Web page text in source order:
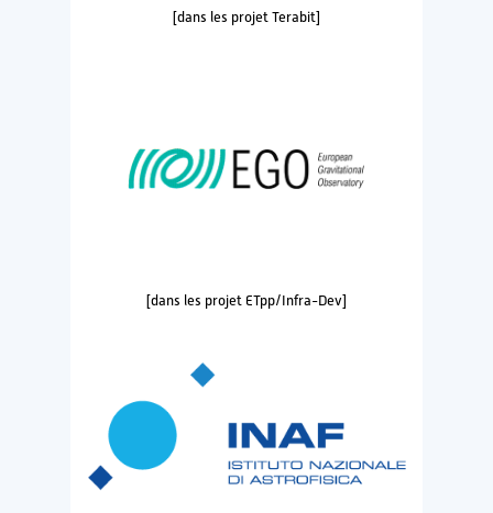
[dans les projet Terabit]
[dans les projet ETpp/Infra-Dev]